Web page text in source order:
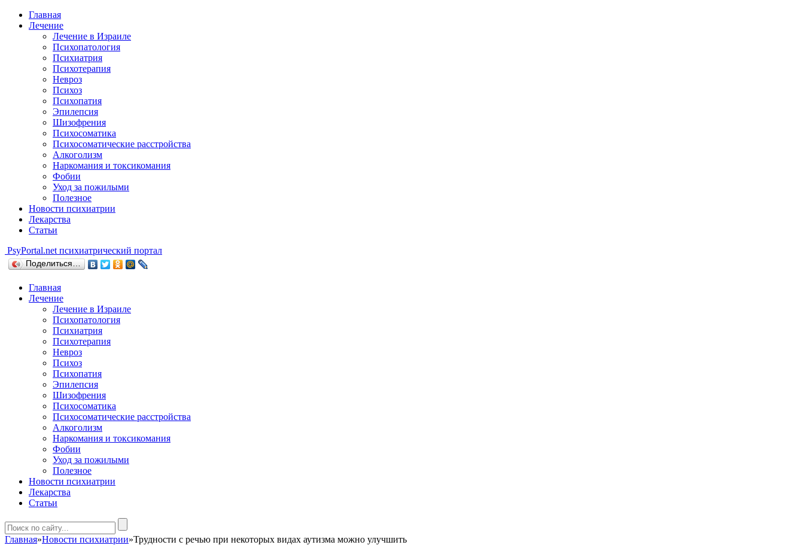
Главная
Лечение
Лечение в Израиле
Психопатология
Психиатрия
Психотерапия
Невроз
Психоз
Психопатия
Эпилепсия
Шизофрения
Психосоматика
Психосоматические расстройства
Алкоголизм
Наркомания и токсикомания
Фобии
Уход за пожилыми
Полезное
Новости психиатрии
Лекарства
Статьи
PsyPortal.net психиатрический портал
Поделиться…
Главная
Лечение
Лечение в Израиле
Психопатология
Психиатрия
Психотерапия
Невроз
Психоз
Психопатия
Эпилепсия
Шизофрения
Психосоматика
Психосоматические расстройства
Алкоголизм
Наркомания и токсикомания
Фобии
Уход за пожилыми
Полезное
Новости психиатрии
Лекарства
Статьи
Главная»Новости психиатрии»Трудности с речью при некоторых видах аутизма можно улучшить